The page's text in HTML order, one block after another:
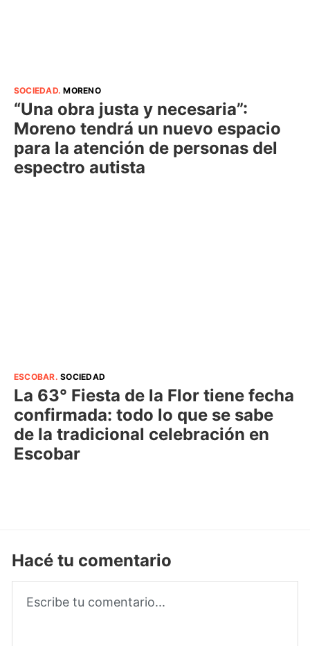
SOCIEDAD.MORENO
“Una obra justa y necesaria”:
Moreno tendrá un nuevo espacio
para la atención de personas del
espectro autista
ESCOBAR.SOCIEDAD
La 63° Fiesta de la Flor tiene fecha
confirmada: todo lo que se sabe
de la tradicional celebración en
Escobar
Hacé tu comentario